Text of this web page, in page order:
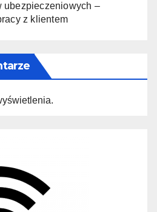
ubezpieczeniowych –
z klientem